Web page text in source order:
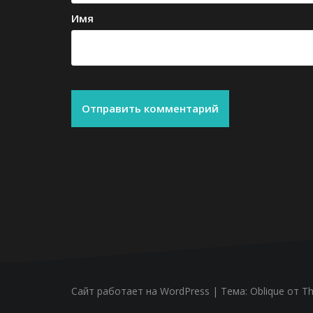
Имя
Сайт работает на WordPress | Тема: Oblique от